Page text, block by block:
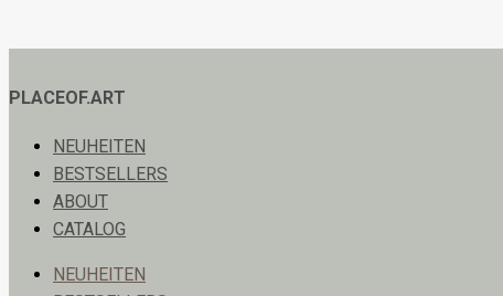
PLACEOF.ART
NEUHEITEN
BESTSELLERS
ABOUT
CATALOG
NEUHEITEN